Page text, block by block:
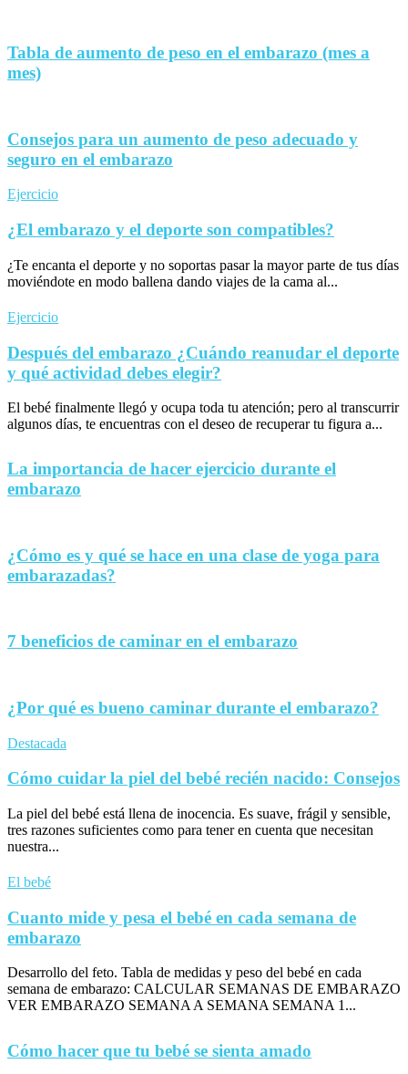
Tabla de aumento de peso en el embarazo (mes a
mes)
Consejos para un aumento de peso adecuado y
seguro en el embarazo
Ejercicio
¿El embarazo y el deporte son compatibles?
¿Te encanta el deporte y no soportas pasar la mayor parte de tus días
moviéndote en modo ballena dando viajes de la cama al...
Ejercicio
Después del embarazo ¿Cuándo reanudar el deporte
y qué actividad debes elegir?
El bebé finalmente llegó y ocupa toda tu atención; pero al transcurrir
algunos días, te encuentras con el deseo de recuperar tu figura a...
La importancia de hacer ejercicio durante el
embarazo
¿Cómo es y qué se hace en una clase de yoga para
embarazadas?
7 beneficios de caminar en el embarazo
¿Por qué es bueno caminar durante el embarazo?
Destacada
Cómo cuidar la piel del bebé recién nacido: Consejos
La piel del bebé está llena de inocencia. Es suave, frágil y sensible,
tres razones suficientes como para tener en cuenta que necesitan
nuestra...
El bebé
Cuanto mide y pesa el bebé en cada semana de
embarazo
Desarrollo del feto. Tabla de medidas y peso del bebé en cada
semana de embarazo: CALCULAR SEMANAS DE EMBARAZO
VER EMBARAZO SEMANA A SEMANA SEMANA 1...
Cómo hacer que tu bebé se sienta amado